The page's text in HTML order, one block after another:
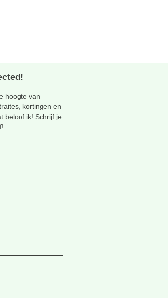
hoogte van
kortingen en
beloof ik! Schrijf je